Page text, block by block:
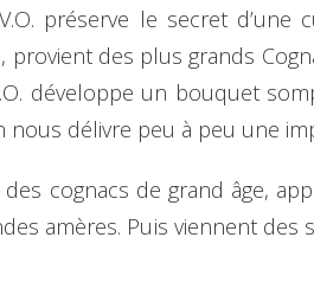
préserve le secret d’une
des plus grands
développe un bouquet
nous délivre peu à peu une
cognacs de grand âge,
amères. Puis viennent